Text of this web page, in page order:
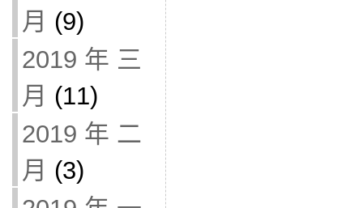
月 (9)
2019 年 三
月 (11)
2019 年 二
月 (3)